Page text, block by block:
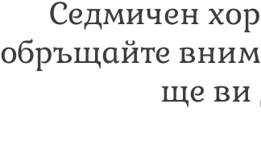
Седмичен
обръщайте
ще ви